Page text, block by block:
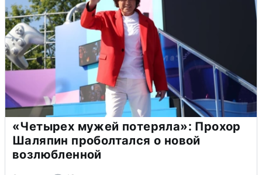
«Четырех мужей потеряла»: Прохор
Шаляпин проболтался о новой
возлюбленной